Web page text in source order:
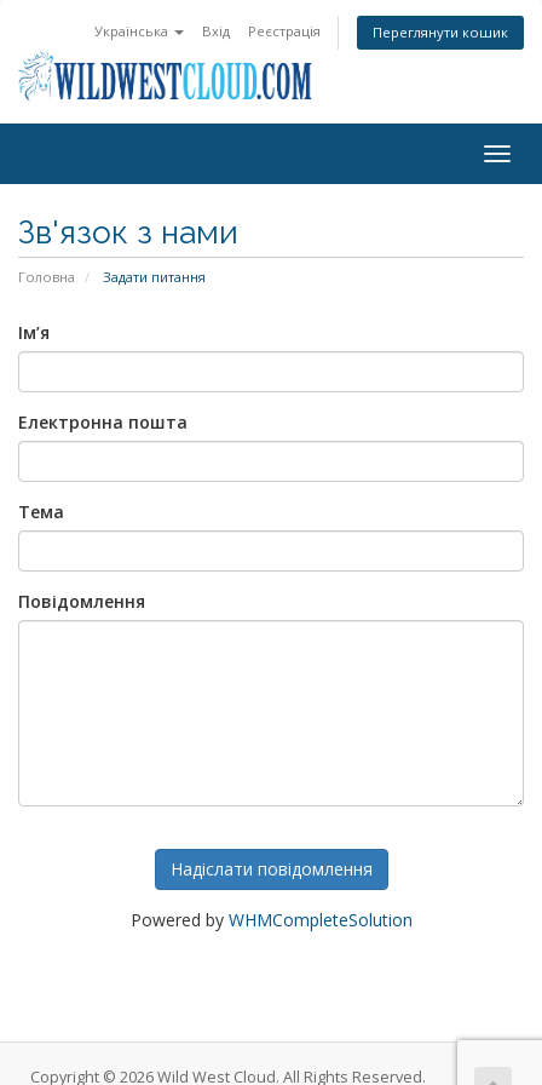
Українська Вхід Реєстрація Переглянути кошик
Зв'язок з нами
Головна Задати питання
Ім’я
Електронна пошта
Тема
Повідомлення
Надіслати повідомлення
Powered by WHMCompleteSolution
Copyright © 2026 Wild West Cloud. All Rights Reserved.